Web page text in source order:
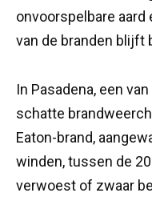
onvoorspelbare aard
van de branden blijft
In Pasadena, een
schatte
Eaton-brand,
winden, tussen de
verwoest of zwaar